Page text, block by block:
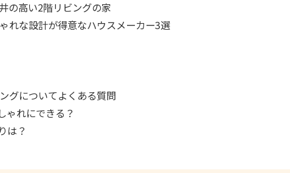
の高い2階リビングの家
れな設計が得意なハウスメーカー3選
グについてよくある質問
ゃれにできる？
は？